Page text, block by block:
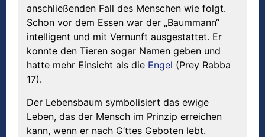
anschließenden Fall des Menschen wie folgt.
Schon vor dem Essen war der „Baummann“
intelligent und mit Vernunft ausgestattet. Er
konnte den Tieren sogar Namen geben und
hatte mehr Einsicht als die Engel (Prey Rabba
17).
Der Lebensbaum symbolisiert das ewige
Leben, das der Mensch im Prinzip erreichen
kann, wenn er nach G’ttes Geboten lebt.